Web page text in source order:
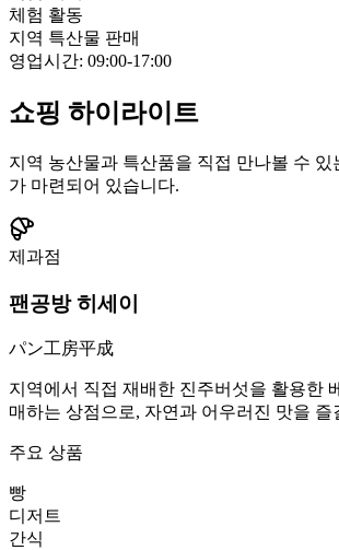
체험 활동
지역 특산물 판매
영업시간: 09:00-17:00
쇼핑 하이라이트
지역 농산물과 특산품을 직접 만나볼 수 있
가 마련되어 있습니다.
제과점
팬공방 히세이
パン工房平成
지역에서 직접 재배한 진주버섯을 활용한
매하는 상점으로, 자연과 어우러진 맛을 즐
주요 상품
빵
디저트
간식